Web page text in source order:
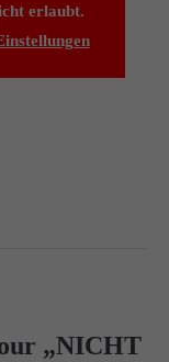
erlaubt.
„NICHT